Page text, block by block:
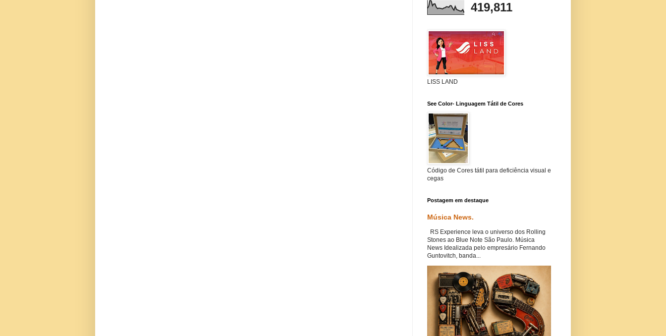
419,811
LISS LAND
See Color- Linguagem Tátil de Cores
Código de Cores tátil para deficiência visual e
cegas
Postagem em destaque
Música News.
RS Experience leva o universo dos Rolling
Stones ao Blue Note São Paulo. Música
News Idealizada pelo empresário Fernando
Guntovitch, banda...